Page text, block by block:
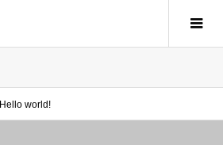
Hello world!